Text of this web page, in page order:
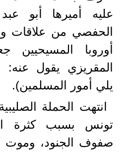
عليه أميرها أبو
الحفصي من علاقات
أوروبا المسيحيين
المقريزي يقول
يلي أمور المسلمين).
انتهت الحملة
تونس بسبب كثرة
صفوف الجنود، وموت